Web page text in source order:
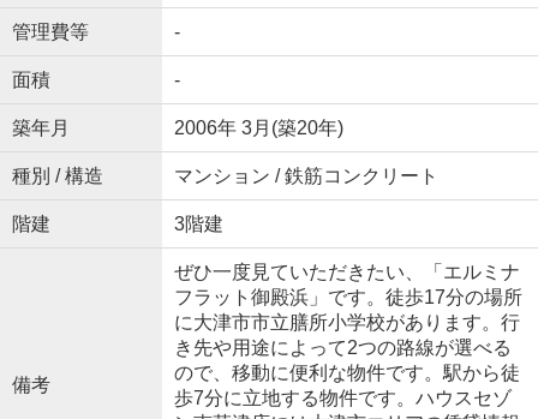
管理費等 -
面積 -
築年月 2006年 3月(築20年)
種別 / 構造 マンション / 鉄筋コンクリート
階建 3階建
備考
ぜひ一度見ていただきたい、「エルミナ
フラット御殿浜」です。徒歩17分の場所
に大津市市立膳所小学校があります。行
き先や用途によって2つの路線が選べる
ので、移動に便利な物件です。駅から徒
歩7分に立地する物件です。ハウスセゾ